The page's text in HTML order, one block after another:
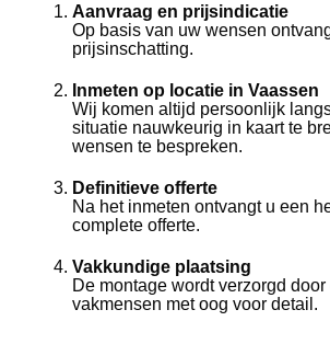
Aanvraag en prijsindicatie
Op basis van uw wensen
prijsinschatting.
Inmeten op locatie in Vaassen
Wij komen altijd persoonlijk
situatie nauwkeurig in kaart te
wensen te bespreken.
Definitieve offerte
Na het inmeten ontvangt u een
complete offerte.
Vakkundige plaatsing
De montage wordt verzorgd door
vakmensen met oog voor detail.